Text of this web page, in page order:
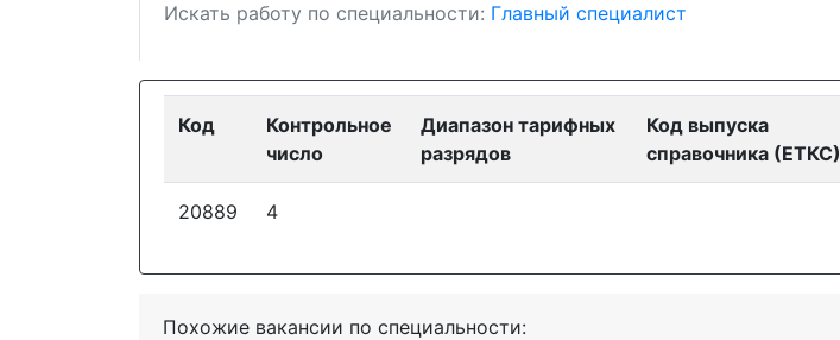
Искать работу по специальности: Главный специалист
Код
Контрольное
число
Диапазон тарифных
разрядов
Код выпуска
справочника (ЕТКС)
20889 4
Похожие вакансии по специальности: